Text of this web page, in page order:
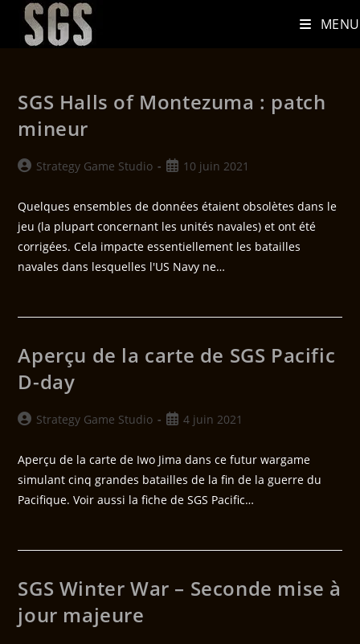
MENU
SGS Halls of Montezuma : patch
mineur
Strategy Game Studio 10 juin 2021
Quelques ensembles de données étaient obsolètes dans le
jeu (la plupart concernant les unités navales) et ont été
corrigées. Cela impacte essentiellement les batailles
navales dans lesquelles l'US Navy ne…
Aperçu de la carte de SGS Pacific
D-day
Strategy Game Studio 4 juin 2021
Aperçu de la carte de Iwo Jima dans ce futur wargame
simulant cinq grandes batailles de la fin de la guerre du
Pacifique. Voir aussi la fiche de SGS Pacific…
SGS Winter War – Seconde mise à
jour majeure